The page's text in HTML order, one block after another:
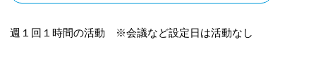
週１回１時間の活動 ※会議など設定日は活動なし